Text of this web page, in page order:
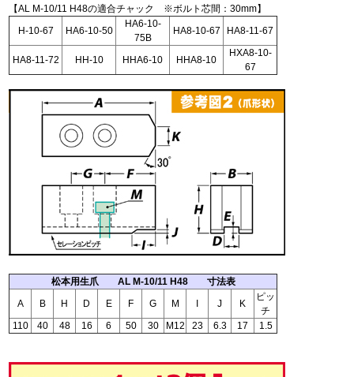
【AL M-10/11 H48の適合チャック ※ボルト芯間：30mm】
H-10-67
HA6-10-50
HA6-10-
75B
HA8-10-67 HA8-11-67
HA8-11-72 HH-10 HHA6-10 HHA8-10
HXA8-10-
67
松本用生爪 AL M-10/11 H48 寸法表
A
B H D E F G M J K
ピッ
チ
110
40 48 16 6 50 30 M12 23 6.3 17 1.5